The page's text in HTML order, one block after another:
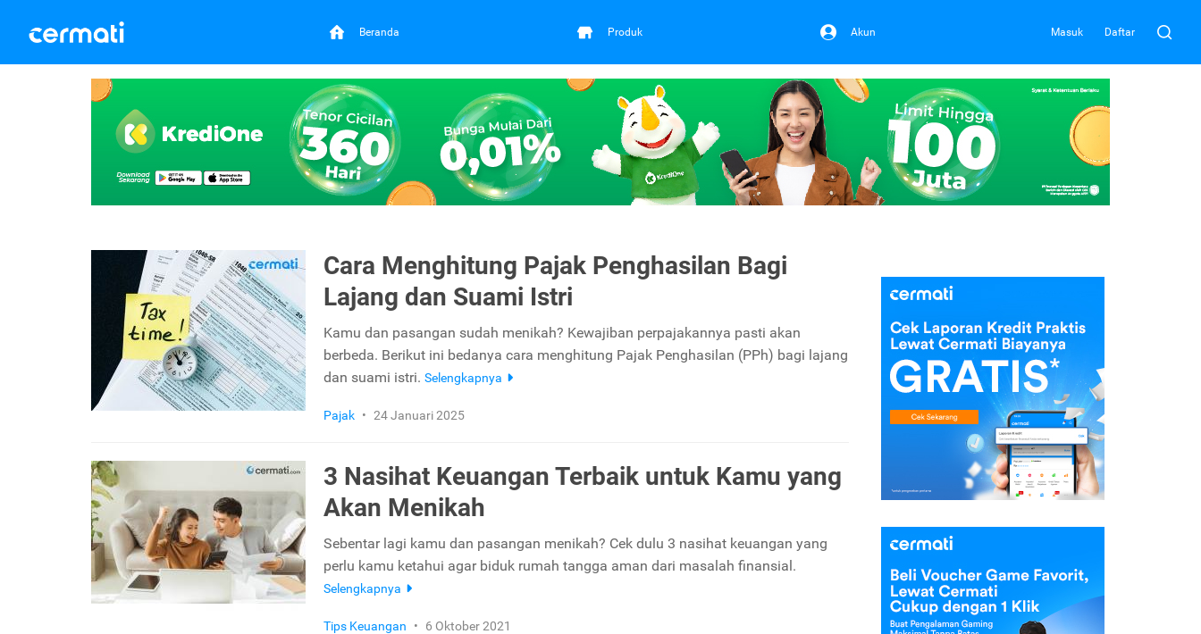
Beranda Produk Akun Masuk Daftar
Cara Menghitung Pajak Penghasilan Bagi
Lajang dan Suami Istri
Kamu dan pasangan sudah menikah? Kewajiban perpajakannya pasti akan
berbeda. Berikut ini bedanya cara menghitung Pajak Penghasilan (PPh) bagi lajang
dan suami istri. Selengkapnya
Pajak • 24 Januari 2025
3 Nasihat Keuangan Terbaik untuk Kamu yang
Akan Menikah
Sebentar lagi kamu dan pasangan menikah? Cek dulu 3 nasihat keuangan yang
perlu kamu ketahui agar biduk rumah tangga aman dari masalah finansial.
Selengkapnya
Tips Keuangan • 6 Oktober 2021